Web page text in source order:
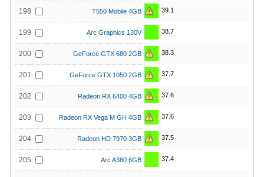
198 T550 Mobile 4GB 39.1
199 Arc Graphics 130V 38.7
200 GeForce GTX 680 2GB 38.3
201 GeForce GTX 1050 2GB 37.7
202 Radeon RX 6400 4GB 37.6
203 Radeon RX Vega M GH 4GB 37.6
204 Radeon HD 7970 3GB 37.5
205 Arc A380 6GB 37.4